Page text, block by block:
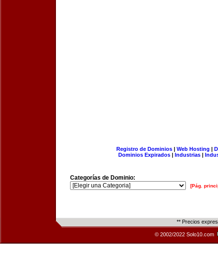
Registro de Dominios| Web Hosting |
Dominios Expirados | Industrias |
Categorías de Dominio:
[Pág.
** Precios
© 2002/2022 Solo10.com